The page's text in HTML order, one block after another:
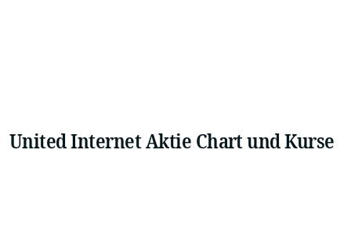
United Internet Aktie Chart und Kurse